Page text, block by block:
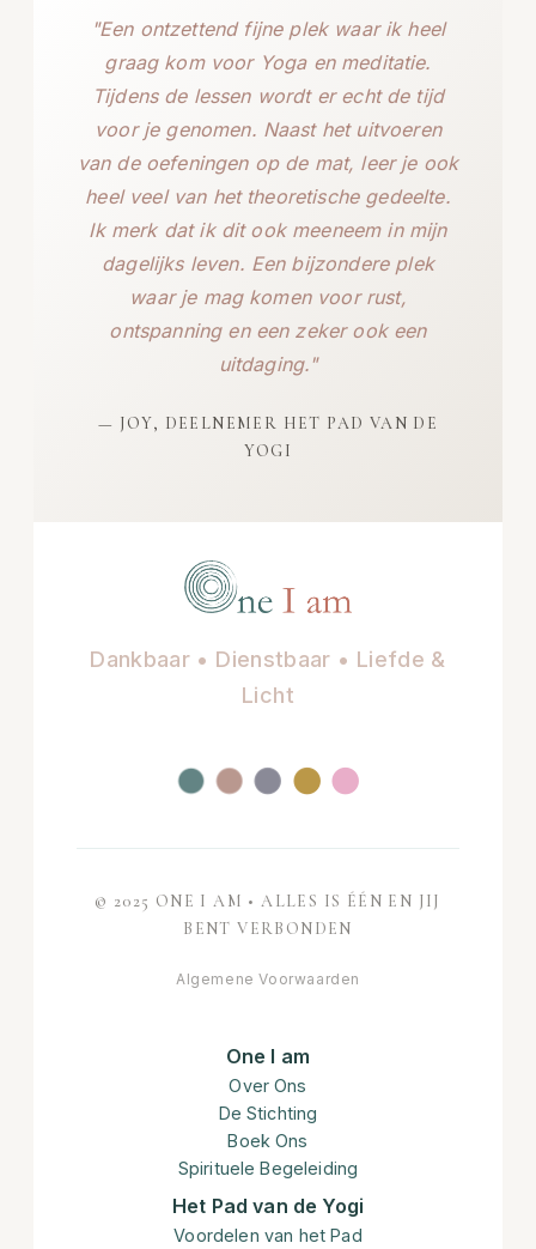
"Een ontzettend fijne plek waar ik heel
graag kom voor Yoga en meditatie.
Tijdens de lessen wordt er echt de tijd
voor je genomen. Naast het uitvoeren
van de oefeningen op de mat, leer je ook
heel veel van het theoretische gedeelte.
Ik merk dat ik dit ook meeneem in mijn
dagelijks leven. Een bijzondere plek
waar je mag komen voor rust,
ontspanning en een zeker ook een
uitdaging."
— JOY, DEELNEMER HET PAD VAN DE
YOGI
Dankbaar • Dienstbaar • Liefde &
Licht
● ● ● ● ●
© 2025 ONE I AM • ALLES IS ÉÉN EN JIJ
BENT VERBONDEN
Algemene Voorwaarden
One I am
Over Ons
De Stichting
Boek Ons
Spirituele Begeleiding
Het Pad van de Yogi
Voordelen van het Pad